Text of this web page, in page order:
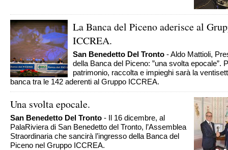
La Banca del Piceno aderisce al
ICCREA.
San Benedetto Del Tronto - Aldo Mattioli,
della Banca del Piceno: ”una svolta epocale”.
patrimonio, raccolta e impieghi sarà la
banca tra le 142 aderenti al Gruppo ICCREA.
Una svolta epocale.
San Benedetto Del Tronto - Il 16 dicembre, al
PalaRiviera di San Benedetto del Tronto, l’Assemblea
Straordinaria che sancirà l’ingresso della Banca del
Piceno nel Gruppo ICCREA.